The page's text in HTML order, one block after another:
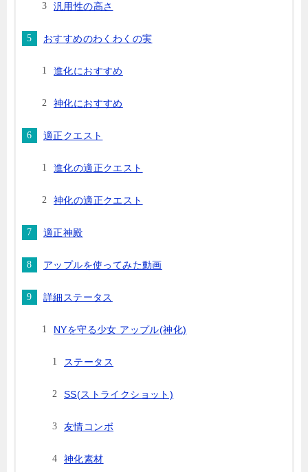
汎用性の高さ
おすすめのわくわくの実
進化におすすめ
神化におすすめ
適正クエスト
進化の適正クエスト
神化の適正クエスト
適正神殿
アップルを使ってみた動画
詳細ステータス
NYを守る少女 アップル(神化)
ステータス
SS(ストライクショット)
友情コンボ
神化素材